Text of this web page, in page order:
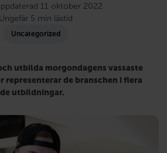
11 oktober 2022
Ungefär 5 min lästid
Uncategorized
utbilda morgondagens vassaste
representerar de branschen i flera
utbildningar.